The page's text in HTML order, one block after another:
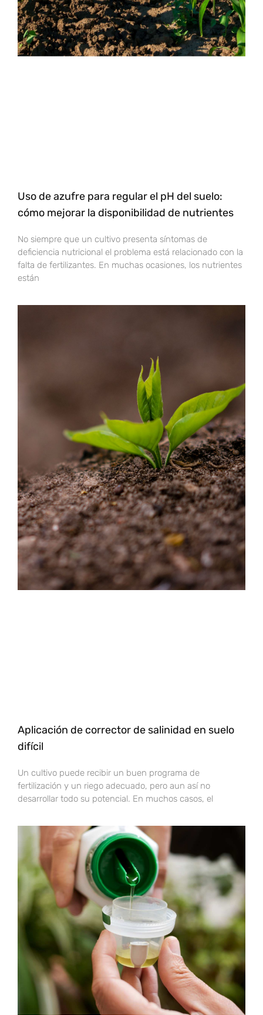
Uso de azufre para regular el pH del suelo:
cómo mejorar la disponibilidad de nutrientes
No siempre que un cultivo presenta síntomas de
deficiencia nutricional el problema está relacionado con la
falta de fertilizantes. En muchas ocasiones, los nutrientes
están
Aplicación de corrector de salinidad en suelo
difícil
Un cultivo puede recibir un buen programa de
fertilización y un riego adecuado, pero aun así no
desarrollar todo su potencial. En muchos casos, el